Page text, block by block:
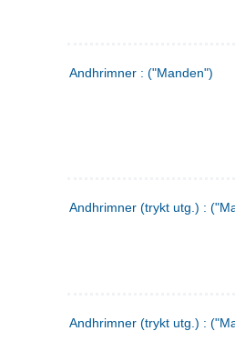
Andhrimner : ("Manden")
Andhrimner (trykt utg.) :
Andhrimner (trykt utg.) :